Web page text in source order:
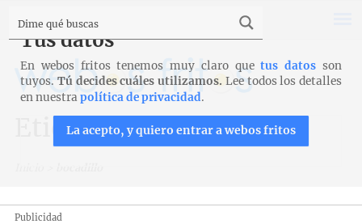
Etiqueta: bocadillo
Publicidad
Tus datos
En webos fritos tenemos muy claro quetus datos son
tuyos. Tú decides cuáles utilizamos. Lee todos los detalles
en nuestrapolítica de privacidad.
La acepto, y quiero entrar a webos fritos